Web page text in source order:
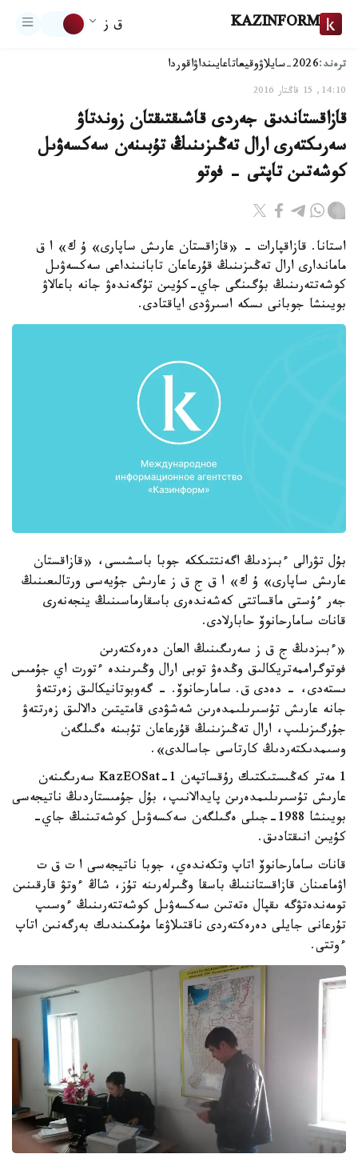
KAZINFORM ق ز
ترەند:2026-سايلاۋ وقيعاتاعايىنداۋاقوردا
14:10, 15 قاڭتار 2016
قازاقستاندىق جەردى قاشىقتىقتان زوندتاۋ
سەرىكتەرى ارال تەڭىزىنىڭ تۇبىنەن سەكسەۋىل
كوشەتىن تاپتى - فوتو
استانا. قازاقپارات - «قازاقستان عارىش ساپارى» ۇ ك» ا ق
ماماندارى ارال تەڭىزىنىڭ قۇرعاعان تابانىنداعى سەكسەۋىل
كوشەتتەرىنىڭ بۇگىنگى جاي-كۇيىن تۇگەندەۋ جانە باعالاۋ
بويىنشا جوبانى ىسكە اسىرۋدى اياقتادى.
بۇل تۋرالى ءبىزدىڭ اگەنتتىككە جوبا باسشىسى، «قازاقستان
عارىش ساپارى» ۇ ك» ا ق ج ق ز عارىش جۇيەسى ورتالىعىنىڭ
جەر ءۇستى ماقساتتى كەشەندەرى باسقارماسىنىڭ ينجەنەرى
قانات سامارحانوۆ حابارلادى.
«ءبىزدىڭ ج ق ز سەرىگىنىڭ العان دەرەكتەرىن
فوتوگراممەتريكالىق وڭدەۋ توبى ارال وڭىرىندە ءتورت اي جۇمىس
ىستەدى، - دەدى ق. سامارحانوۆ. - گەوبوتانيكالىق زەرتتەۋ
جانە عارىش تۇسىرىلىمدەرىن شەشۋدى قامتيتىن دالالىق زەرتتەۋ
جۇرگىزىلىپ، ارال تەڭىزىنىڭ قۇرعاعان تۇبىنە ەگىلگەن
وسىمدىكتەردىڭ كارتاسى جاسالدى».
1 مەتر كەڭىستىكتىك رۇقساتپەن KazEOSat-1 سەرىگىنەن
عارىش تۇسىرىلىمدەرىن پايدالانىپ، بۇل جۇمىستاردىڭ ناتيجەسى
بويىنشا 1988-جىلى ەگىلگەن سەكسەۋىل كوشەتىنىڭ جاي-
كۇيىن انىقتادىق.
قانات سامارحانوۆ اتاپ وتكەندەي، جوبا ناتيجەسى ا ت ق ت
اۋماعىنان قازاقستاننىڭ باسقا وڭىرلەرىنە تۇز، شاڭ ءوتۋ قارقىنىن
تومەندەتۋگە ىقپال ەتەتىن سەكسەۋىل كوشەتتەرىنىڭ ءوسىپ
تۇرعانى جايلى دەرەكتەردى ناقتىلاۋعا مۇمكىندىك بەرگەنىن اتاپ
ءوتتى.